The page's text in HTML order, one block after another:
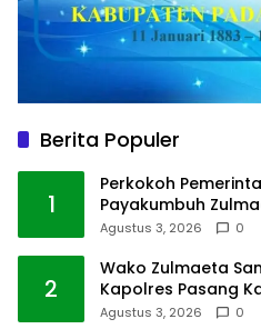
Berita Populer
1
Perkokoh
Payakumbuh
Agustus 3, 2026 0
2
Wako Zulmaeta
Kapolres Pasang
Agustus 3, 2026 0